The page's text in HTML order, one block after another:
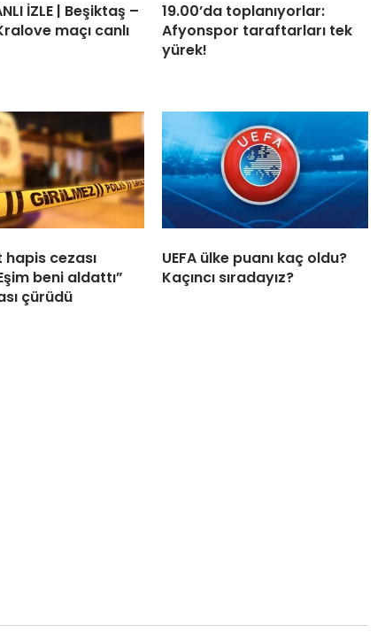
İZLE | Beşiktaş –
maçı canlı
19.00’da toplanıyorlar:
Afyonspor taraftarları tek
yürek!
cezası
beni aldattı”
çürüdü
UEFA ülke puanı kaç oldu?
Kaçıncı sıradayız?